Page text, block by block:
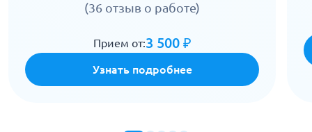
(36 отзыв о работе)
Прием от:3 500 ₽
Узнать подробнее